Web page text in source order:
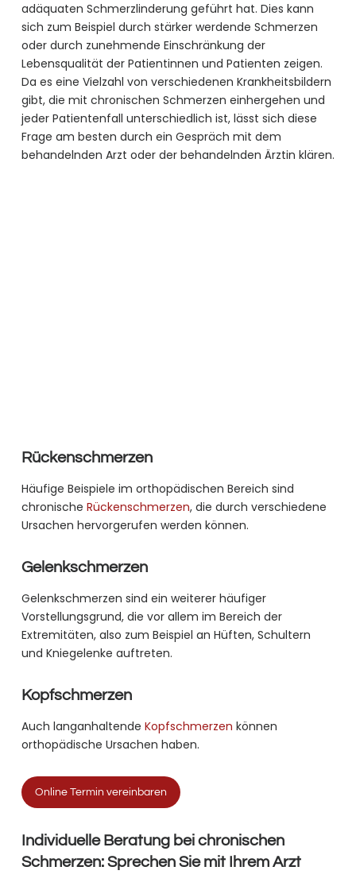
adäquaten Schmerzlinderung geführt hat. Dies kann
sich zum Beispiel durch stärker werdende Schmerzen
oder durch zunehmende Einschränkung der
Lebensqualität der Patientinnen und Patienten zeigen.
Da es eine Vielzahl von verschiedenen Krankheitsbildern
gibt, die mit chronischen Schmerzen einhergehen und
jeder Patientenfall unterschiedlich ist, lässt sich diese
Frage am besten durch ein Gespräch mit dem
behandelnden Arzt oder der behandelnden Ärztin klären.
Rückenschmerzen
Häufige Beispiele im orthopädischen Bereich sind
chronische Rückenschmerzen, die durch verschiedene
Ursachen hervorgerufen werden können.
Gelenkschmerzen
Gelenkschmerzen sind ein weiterer häufiger
Vorstellungsgrund, die vor allem im Bereich der
Extremitäten, also zum Beispiel an Hüften, Schultern
und Kniegelenke auftreten.
Kopfschmerzen
Auch langanhaltende Kopfschmerzen können
orthopädische Ursachen haben.
Online Termin vereinbaren
Individuelle Beratung bei chronischen
Schmerzen: Sprechen Sie mit Ihrem Arzt